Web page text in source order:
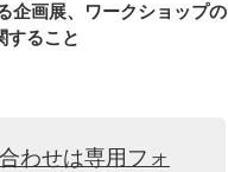
企画展、ワークショップの
すること
わせは専用フォ